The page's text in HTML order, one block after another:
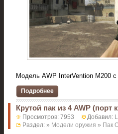
Модель AWP InterVention M200
Подробнее
Крутой пак из 4 AWP (порт
Просмотров: 7953 Добавил:
Раздел: » Модели оружия » Пак